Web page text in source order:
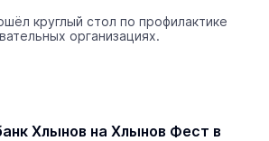
круглый стол по профилактике
организациях.
Хлынов на Хлынов Фест в